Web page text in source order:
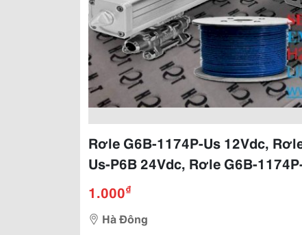
Rơle G6B-1174P-Us 12Vdc,
Us-P6B 24Vdc, Rơle G6B-
1.000₫
Hà Đông